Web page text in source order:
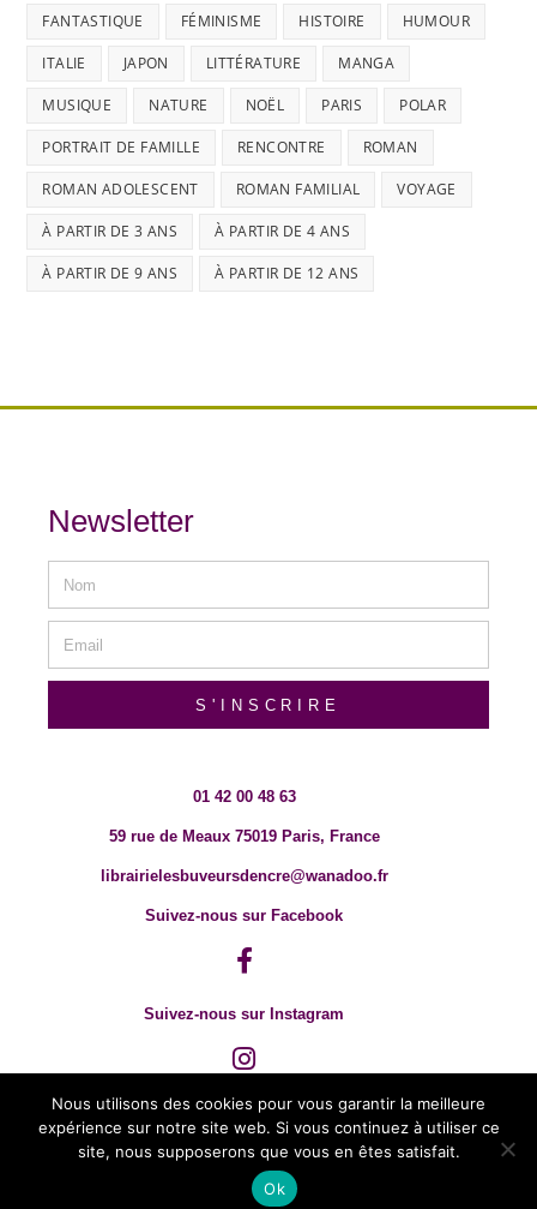
FANTASTIQUE FÉMINISME HISTOIRE HUMOUR
ITALIE JAPON LITTÉRATURE MANGA
MUSIQUE NATURE NOËL PARIS POLAR
PORTRAIT DE FAMILLE RENCONTRE ROMAN
ROMAN ADOLESCENT ROMAN FAMILIAL VOYAGE
À PARTIR DE 3 ANS À PARTIR DE 4 ANS
À PARTIR DE 9 ANS À PARTIR DE 12 ANS
Newsletter
S'INSCRIRE
01 42 00 48 63
59 rue de Meaux 75019 Paris, France
librairielesbuveursdencre@wanadoo.fr
Suivez-nous sur Facebook
Suivez-nous sur Instagram
© 2018 TOUT DROIT RÉSERVÉ
Nous utilisons des cookies pour vous garantir la meilleure
expérience sur notre site web. Si vous continuez à utiliser ce
site, nous supposerons que vous en êtes satisfait.
Ok